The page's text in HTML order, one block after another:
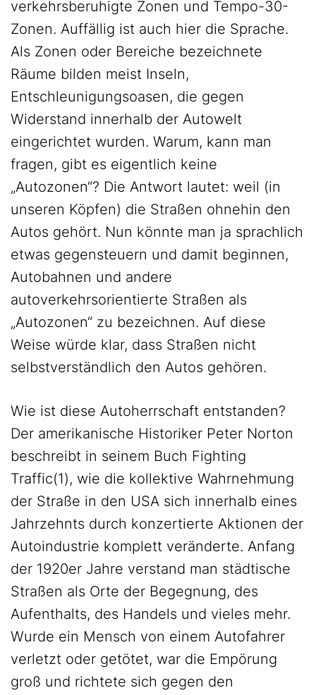
verkehrsberuhigte Zonen und Tempo-30-
Zonen. Auffällig ist auch hier die Sprache.
Als Zonen oder Bereiche bezeichnete
Räume bilden meist Inseln,
Entschleunigungsoasen, die gegen
Widerstand innerhalb der Autowelt
eingerichtet wurden. Warum, kann man
fragen, gibt es eigentlich keine
„Autozonen“? Die Antwort lautet: weil (in
unseren Köpfen) die Straßen ohnehin den
Autos gehört. Nun könnte man ja sprachlich
etwas gegensteuern und damit beginnen,
Autobahnen und andere
autoverkehrsorientierte Straßen als
„Autozonen“ zu bezeichnen. Auf diese
Weise würde klar, dass Straßen nicht
selbstverständlich den Autos gehören.
Wie ist diese Autoherrschaft entstanden?
Der amerikanische Historiker Peter Norton
beschreibt in seinem Buch Fighting
Traffic(1), wie die kollektive Wahrnehmung
der Straße in den USA sich innerhalb eines
Jahrzehnts durch konzertierte Aktionen der
Autoindustrie komplett veränderte. Anfang
der 1920er Jahre verstand man städtische
Straßen als Orte der Begegnung, des
Aufenthalts, des Handels und vieles mehr.
Wurde ein Mensch von einem Autofahrer
verletzt oder getötet, war die Empörung
groß und richtete sich gegen den